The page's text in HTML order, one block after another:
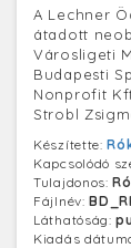
A Lechner
átadott
Városligeti
Budapesti
Nonprofit
Strobl
Készítette:
Kapcsolódó
Tulajdonos:
Fájlnév:
Láthatóság:
Kiadás